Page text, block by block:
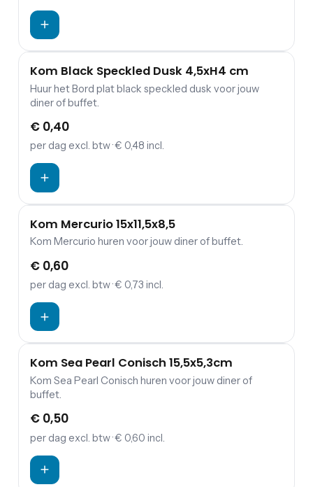
Kom Black Speckled Dusk 4,5xH4 cm
Huur het Bord plat black speckled dusk voor jouw
diner of buffet.
€ 0,40
per dag excl. btw· € 0,48 incl.
Kom Mercurio 15x11,5x8,5
Kom Mercurio huren voor jouw diner of buffet.
€ 0,60
per dag excl. btw· € 0,73 incl.
Kom Sea Pearl Conisch 15,5x5,3cm
Kom Sea Pearl Conisch huren voor jouw diner of
buffet.
€ 0,50
per dag excl. btw· € 0,60 incl.